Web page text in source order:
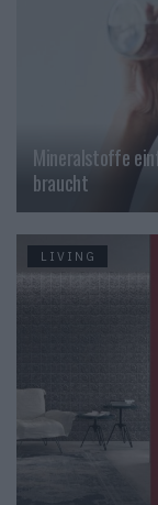
Mineralstoffe
braucht
LIVING